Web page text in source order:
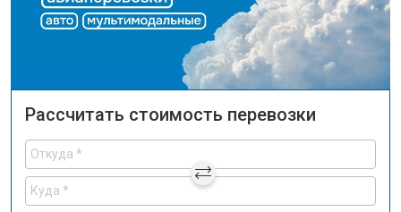
Рассчитать стоимость перевозки